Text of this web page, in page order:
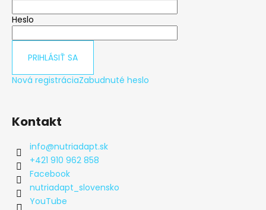
Heslo
PRIHLÁSIŤ SA
Nová registráciaZabudnuté heslo
Kontakt
info@nutriadapt.sk
+421 910 962 858
Facebook
nutriadapt_slovensko
YouTube